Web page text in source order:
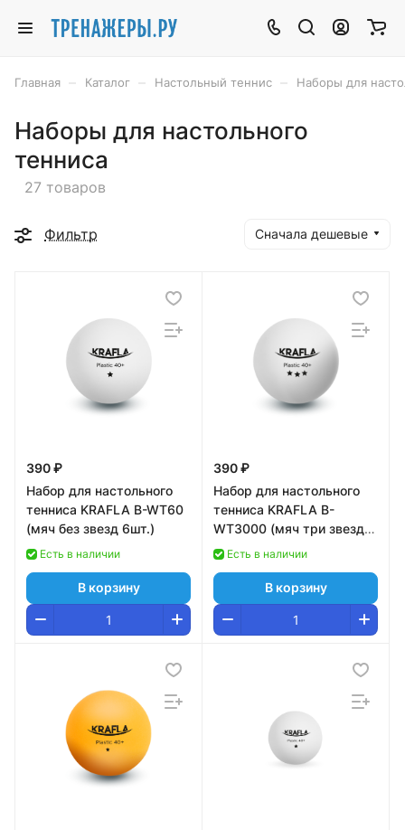
Главная Каталог Настольный теннис Наборы для
Наборы для настольного
тенниса
27 товаров
Фильтр Сначала дешевые
390 ₽
Набор для настольного
тенниса KRAFLA B-WT60
(мяч без звезд 6шт.)
Есть в наличии
В корзину
390 ₽
Набор для настольного
тенниса KRAFLA B-
WT3000 (мяч три звезды
3шт.)Есть в наличии
В корзину